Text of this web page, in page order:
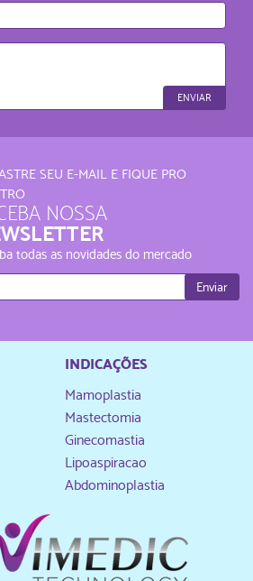
ENVIAR
SEU E-MAIL E FIQUE PRO
NOSSA
todas as novidades do mercado
Enviar
INDICAÇÕES
Mamoplastia
Mastectomia
Ginecomastia
Lipoaspiracao
Abdominoplastia